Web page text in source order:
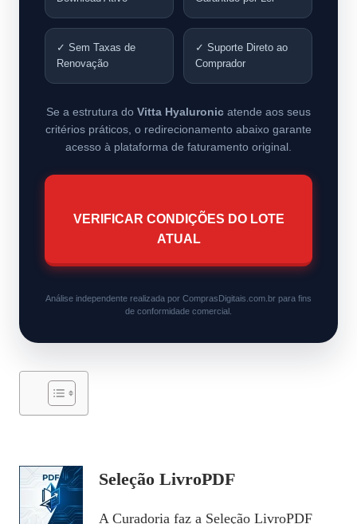
✓ Sem Taxas de
Renovação
✓ Suporte Direto ao
Comprador
Se a estrutura do Vitta Hyaluronic atende aos seus
critérios práticos, o redirecionamento abaixo garante
acesso à plataforma de faturamento original.
VERIFICAR CONDIÇÕES DO LOTE
ATUAL
Análise independente realizada por ComprasDigitais.com.br para fins
de conformidade comercial.
Seleção LivroPDF
A Curadoria faz a Seleção LivroPDF